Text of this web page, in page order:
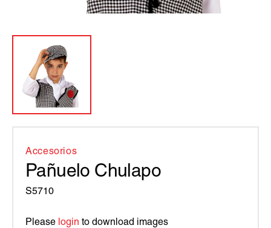
Accesorios
Pañuelo Chulapo
S5710
Please login to download images